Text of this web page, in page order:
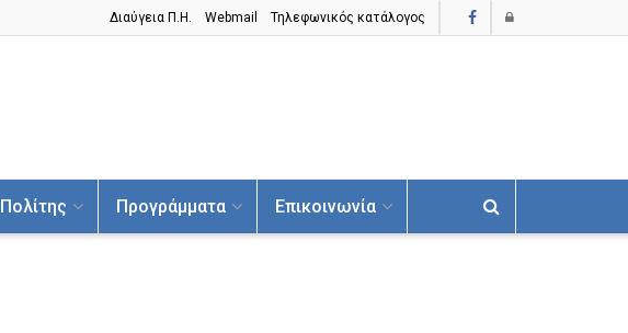
Διαύγεια Π.H. Webmail Τηλεφωνικός κατάλογος
Πολίτης Προγράμματα Επικοινωνία